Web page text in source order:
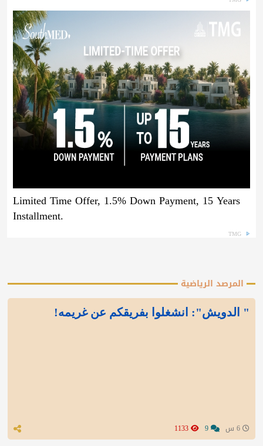
Limited Time Offer, 1.5% Down Payment, 15 Years
Installment.
TMG
المرصد الرياضية
" الدويش": انشغلوا بفريقكم عن غريمه!